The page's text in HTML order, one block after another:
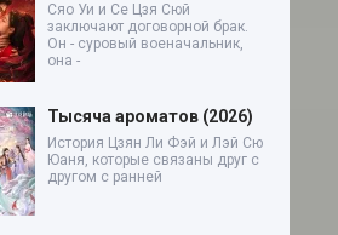
Сяо Уи и Се Цзя Сюй
заключают договорной брак.
Он - суровый военачальник,
она -
Тысяча ароматов (2026)
История Цзян Ли Фэй и Лэй Сю
Юаня, которые связаны друг с
другом с ранней